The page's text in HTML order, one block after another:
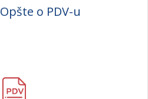
Opšte o PDV-u